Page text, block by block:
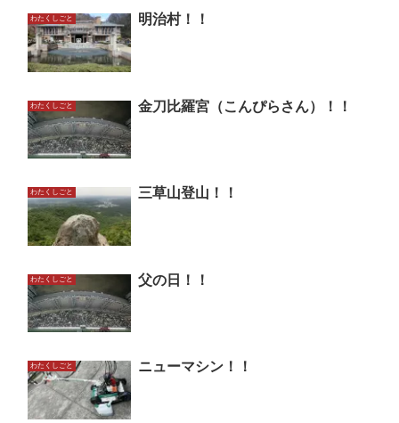
わたくしごと 明治村！！
わたくしごと 金刀比羅宮（こんぴらさん）！！
わたくしごと 三草山登山！！
わたくしごと 父の日！！
わたくしごと ニューマシン！！